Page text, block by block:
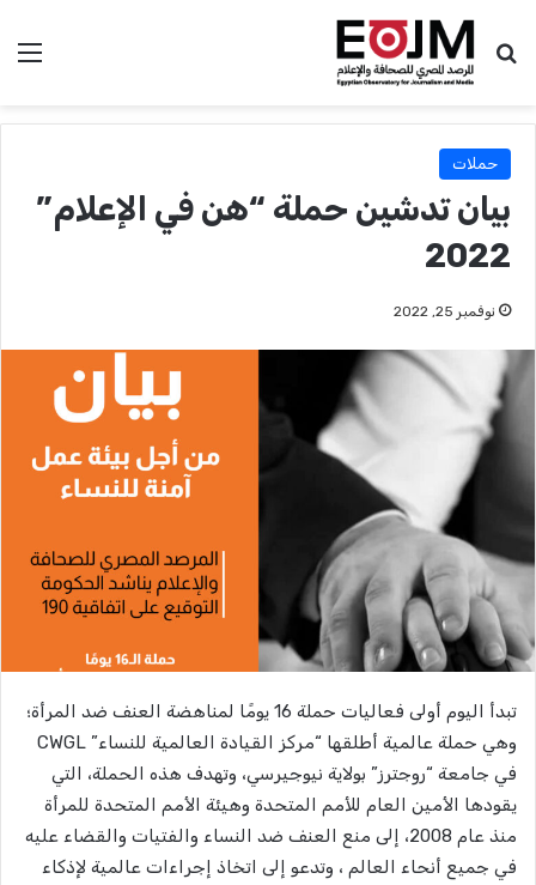
بحث عن
حملات
بيان تدشين حملة “هن في الإعلام”
2022
نوفمبر 25, 2022
تبدأ اليوم أولى فعاليات حملة 16 يومًا لمناهضة العنف ضد المرأة؛
وهي حملة عالمية أطلقها “مركز القيادة العالمية للنساء” CWGL
في جامعة “روجترز” بولاية نيوجيرسي، وتهدف هذه الحملة، التي
يقودها الأمين العام للأمم المتحدة وهيئة الأمم المتحدة للمرأة
منذ عام 2008، إلى منع العنف ضد النساء والفتيات والقضاء عليه
في جميع أنحاء العالم ، وتدعو إلى اتخاذ إجراءات عالمية لإذكاء